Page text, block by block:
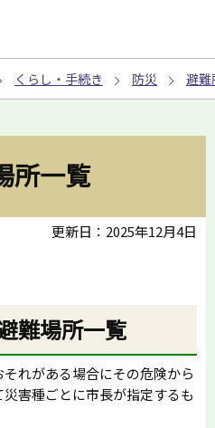
くらし・手続き 防災 避難
所一覧
更新日：2025年12月4日
難場所一覧
れがある場合にその危険から
害種ごとに市長が指定するも